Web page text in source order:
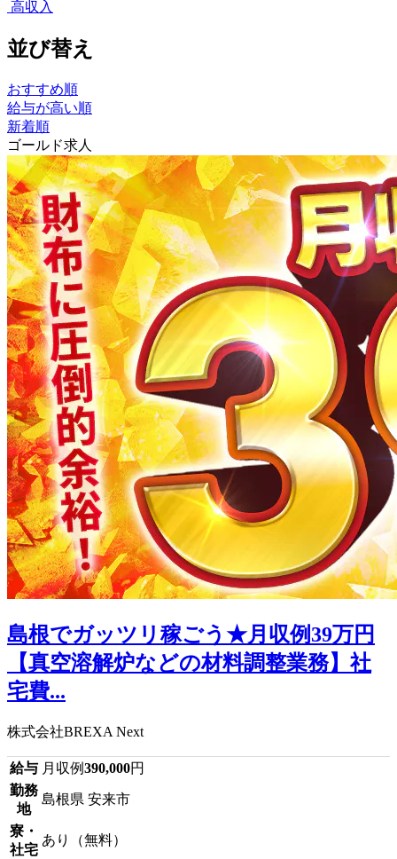
高収入
並び替え
おすすめ順
給与が高い順
新着順
ゴールド求人
島根でガッツリ稼ごう★月収例39万円
【真空溶解炉などの材料調整業務】社
宅費...
株式会社BREXA Next
給与 月収例390,000円
勤務
地
島根県 安来市
寮・
社宅
あり（無料）